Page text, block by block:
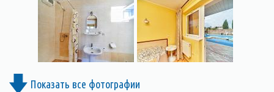
Показать все фотографии